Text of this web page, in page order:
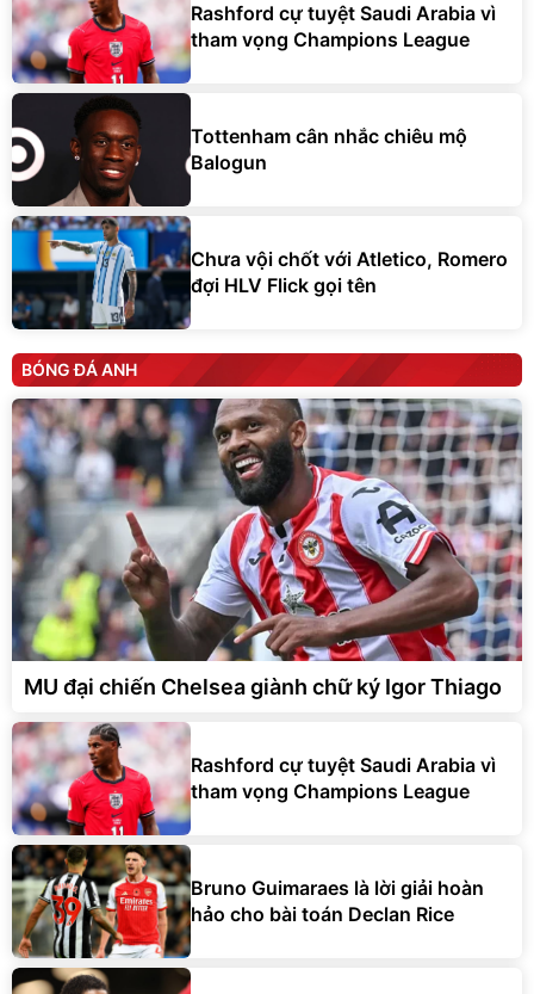
Rashford cự tuyệt Saudi Arabia vì
tham vọng Champions League
Tottenham cân nhắc chiêu mộ
Balogun
Chưa vội chốt với Atletico, Romero
đợi HLV Flick gọi tên
BÓNG ĐÁ ANH
MU đại chiến Chelsea giành chữ ký Igor Thiago
Rashford cự tuyệt Saudi Arabia vì
tham vọng Champions League
Bruno Guimaraes là lời giải hoàn
hảo cho bài toán Declan Rice